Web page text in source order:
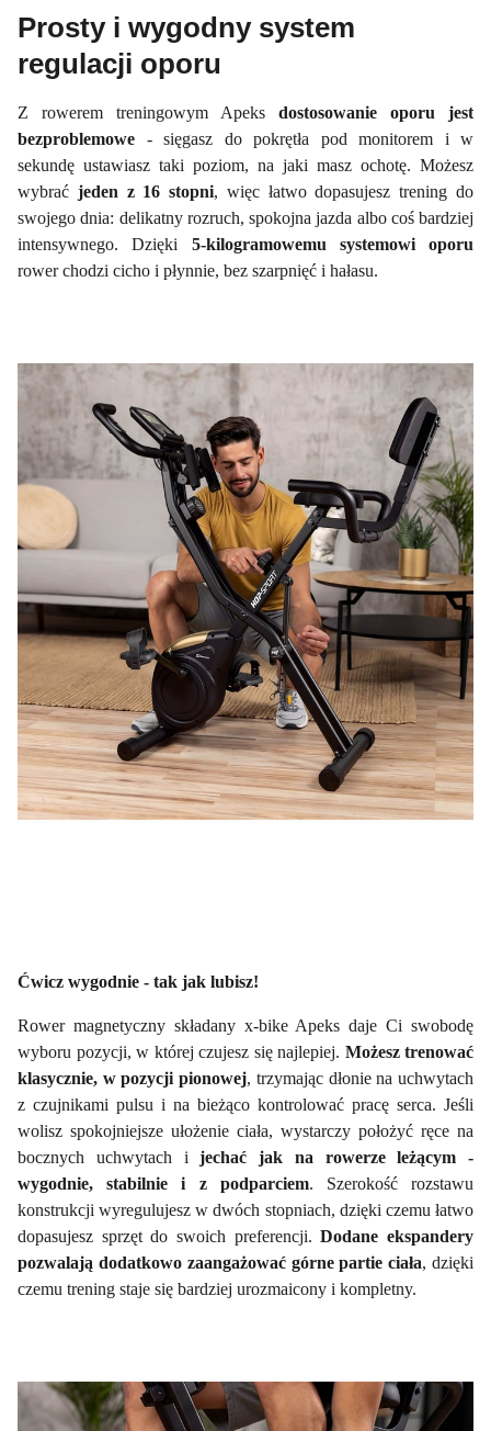
Prosty i wygodny system
regulacji oporu
Z rowerem treningowym Apeks dostosowanie oporu jest
bezproblemowe - sięgasz do pokrętła pod monitorem i w
sekundę ustawiasz taki poziom, na jaki masz ochotę. Możesz
wybrać jeden z 16 stopni, więc łatwo dopasujesz trening do
swojego dnia: delikatny rozruch, spokojna jazda albo coś bardziej
intensywnego. Dzięki 5-kilogramowemu systemowi oporu
rower chodzi cicho i płynnie, bez szarpnięć i hałasu.
Ćwicz wygodnie - tak jak lubisz!
Rower magnetyczny składany x-bike Apeks daje Ci swobodę
wyboru pozycji, w której czujesz się najlepiej. Możesz trenować
klasycznie, w pozycji pionowej, trzymając dłonie na uchwytach
z czujnikami pulsu i na bieżąco kontrolować pracę serca. Jeśli
wolisz spokojniejsze ułożenie ciała, wystarczy położyć ręce na
bocznych uchwytach ijechać jak na rowerze leżącym -
wygodnie, stabilnie i z podparciem. Szerokość rozstawu
konstrukcji wyregulujesz w dwóch stopniach, dzięki czemu łatwo
dopasujesz sprzęt do swoich preferencji.Dodane ekspandery
pozwalają dodatkowo zaangażować górne partie ciała, dzięki
czemu trening staje się bardziej urozmaicony i kompletny.